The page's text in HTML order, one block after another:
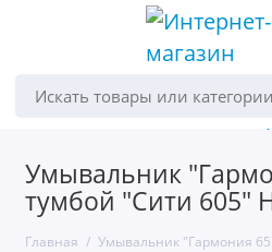
Искать товары или категории
Умывальник
тумбой "Сити 605"
Главная Умывальник "Гармония